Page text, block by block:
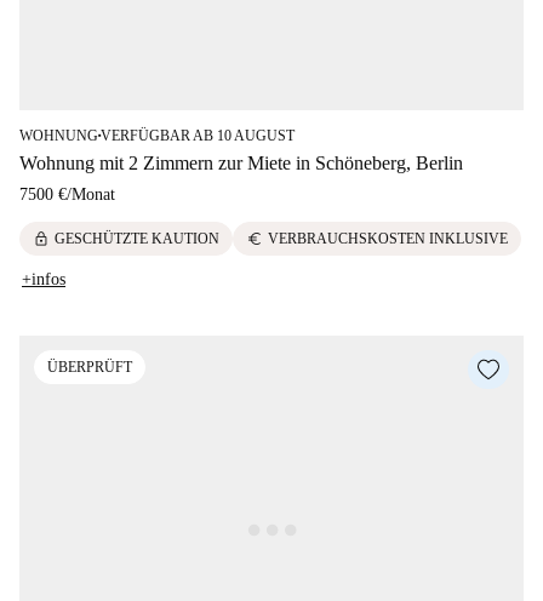
WOHNUNG■VERFÜGBAR AB 10 AUGUST
Wohnung mit 2 Zimmern zur Miete in Schöneberg, Berlin
7500 €/Monat
lock GESCHÜTZTE KAUTION euro VERBRAUCHSKOSTEN INKLUSIVE
+infos
ÜBERPRÜFT